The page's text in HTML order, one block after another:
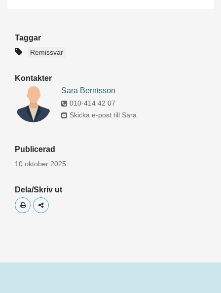
Taggar
Remissvar
Kontakter
Sara Berntsson
010-414 42 07
Skicka e-post till Sara
Publicerad
10 oktober 2025
Dela/Skriv ut
Skriv utDela